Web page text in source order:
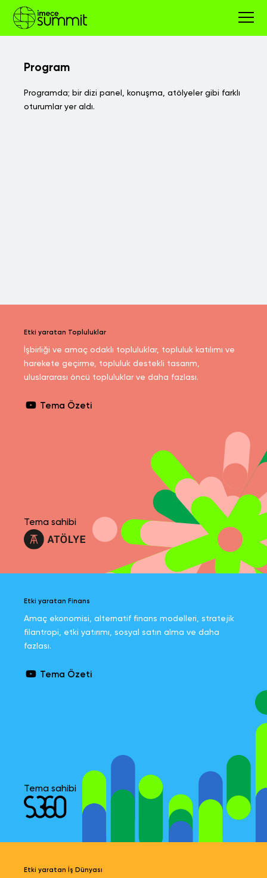
Program
Programda; bir dizi panel, konuşma, atölyeler gibi farklı
oturumlar yer aldı.
Etki yaratan Topluluklar
İşbirliği ve amaç odaklı topluluklar, topluluk katılımı ve
harekete geçirme, topluluk destekli tasarım,
uluslararası öncü topluluklar ve daha fazlası.
Tema Özeti
Tema sahibi
Etki yaratan Finans
Amaç ekonomisi, alternatif finans modelleri, stratejik
filantropi, etki yatırımı, sosyal satın alma ve daha
fazlası.
Tema Özeti
Tema sahibi
Etki yaratan İş Dünyası